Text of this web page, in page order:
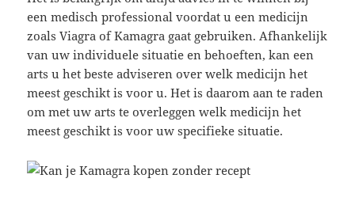
een medisch professional voordat u een medicijn
zoals Viagra of Kamagra gaat gebruiken. Afhankelijk
van uw individuele situatie en behoeften, kan een
arts u het beste adviseren over welk medicijn het
meest geschikt is voor u. Het is daarom aan te raden
om met uw arts te overleggen welk medicijn het
meest geschikt is voor uw specifieke situatie.